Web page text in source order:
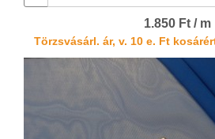
1.850 Ft / m
Törzsvásárl. ár, v. 10 e. Ft